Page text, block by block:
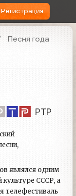
Регистрация
Песня года
РТР
являлся одним
СССР, а
телефестиваль